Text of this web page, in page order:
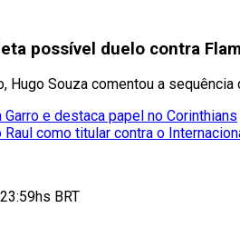
possível duelo contra
Hugo Souza comentou a
e destaca papel no Corinthians
como titular contra o
BRT